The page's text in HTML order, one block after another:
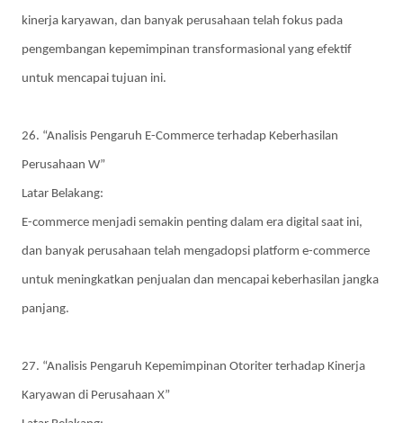
kinerja karyawan, dan banyak perusahaan telah fokus pada
pengembangan kepemimpinan transformasional yang efektif
untuk mencapai tujuan ini.
26. “Analisis Pengaruh E-Commerce terhadap Keberhasilan
Perusahaan W”
Latar Belakang:
E-commerce menjadi semakin penting dalam era digital saat ini,
dan banyak perusahaan telah mengadopsi platform e-commerce
untuk meningkatkan penjualan dan mencapai keberhasilan jangka
panjang.
27. “Analisis Pengaruh Kepemimpinan Otoriter terhadap Kinerja
Karyawan di Perusahaan X”